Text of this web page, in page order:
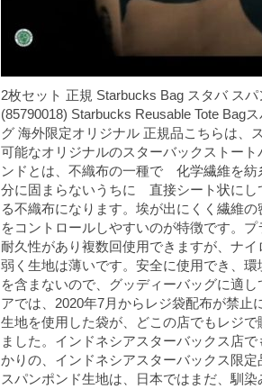
2枚セット 正規 Starbucks Bag スタバ ス
(85790018) Starbucks Reusable Tote Bag
グ 海外限定オリジナル 正規品こちらは、
可能なオリジナルのスターバックストー
ンドとは、不織布の一種で 化学繊維を
分に固まらないうちに 直接シート状にし
る不織布になります。埃が出にくく繊維
をコントロールしやすいのが特徴です。
耐久性があり複数回使用できますが、ナ
弱く生地は薄いです。安全に使用でき、
を含まないので、グッディーバッグに適
アでは、2020年7月からレジ袋配布が禁止
生地を使用した袋が、どこの店でもレジ
ました。インドネシアスターバックス店
かりの、インドネシアスターバックス限
スパンポンド生地は、日本ではまだ、馴